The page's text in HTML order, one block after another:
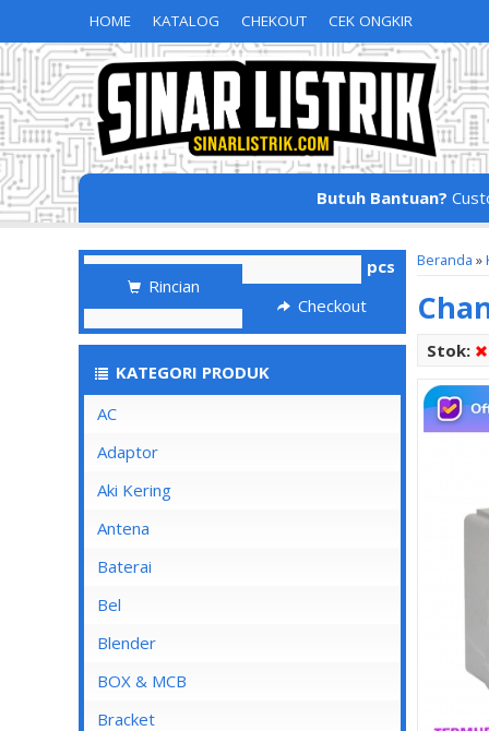
HOME KATALOG CHEKOUT CEK ONGKIR
Butuh Bantuan?
Beranda »
Stok:
pcs
Rincian
Checkout
KATEGORI PRODUK
AC
Adaptor
Aki Kering
Antena
Baterai
Bel
Blender
Blender Advance
Blender Cosmos
BOX & MCB
MCB
Bracket